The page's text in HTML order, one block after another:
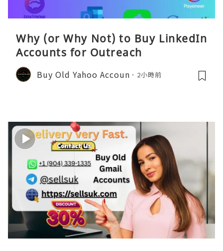
Why (or Why Not) to Buy LinkedIn
Accounts for Outreach
Buy Old Yahoo Accoun 2小時前